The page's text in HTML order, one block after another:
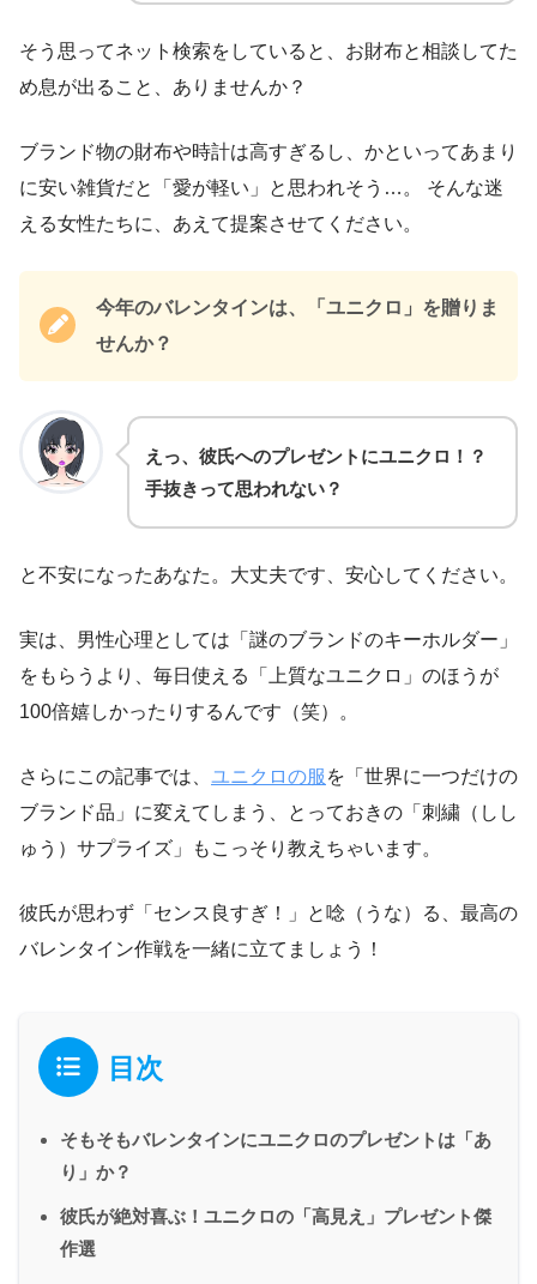
そう思ってネット検索をしていると、お財布と相談してた
め息が出ること、ありませんか？
ブランド物の財布や時計は高すぎるし、かといってあまり
に安い雑貨だと「愛が軽い」と思われそう…。 そんな迷
える女性たちに、あえて提案させてください。
今年のバレンタインは、「ユニクロ」を贈りま
せんか？
えっ、彼氏へのプレゼントにユニクロ！？
手抜きって思われない？
と不安になったあなた。大丈夫です、安心してください。
実は、男性心理としては「謎のブランドのキーホルダー」
をもらうより、毎日使える「上質なユニクロ」のほうが
100倍嬉しかったりするんです（笑）。
さらにこの記事では、 ユニクロの服 を「世界に一つだけの
ブランド品」に変えてしまう、とっておきの「刺繍（しし
ゅう）サプライズ」もこっそり教えちゃいます。
彼氏が思わず「センス良すぎ！」と唸（うな）る、最高の
バレンタイン作戦を一緒に立てましょう！
目次
そもそもバレンタインにユニクロのプレゼントは「あ
り」か？
彼氏が絶対喜ぶ！ユニクロの「高見え」プレゼント傑
作選